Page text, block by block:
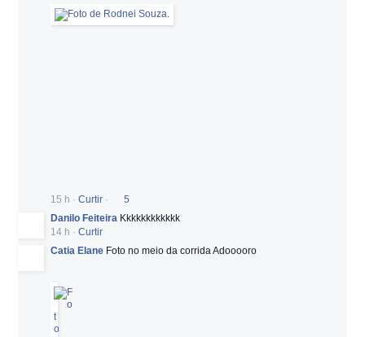
15 h · Curtir ·
5
Danilo Feiteira Kkkkkkkkkkkk
14 h · Curtir
Catia Elane Foto no meio da corrida Adooooro